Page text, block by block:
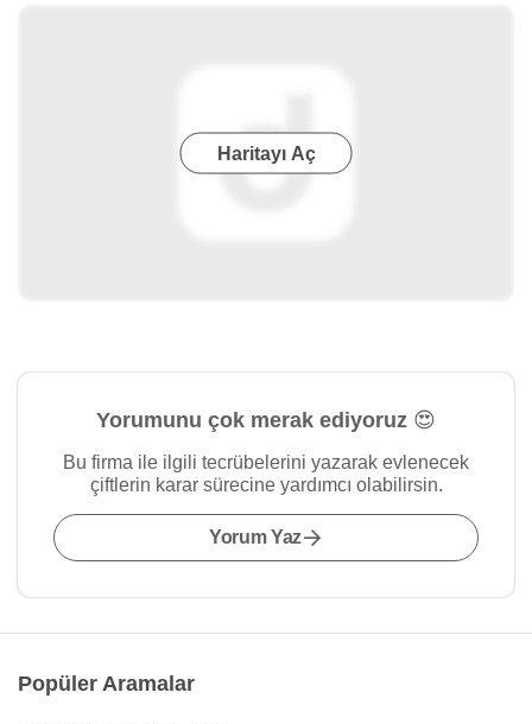
Haritayı Aç
Yorumunu çok merak ediyoruz 😍
Bu firma ile ilgili tecrübelerini yazarak evlenecek
çiftlerin karar sürecine yardımcı olabilirsin.
Yorum Yaz
Popüler Aramalar